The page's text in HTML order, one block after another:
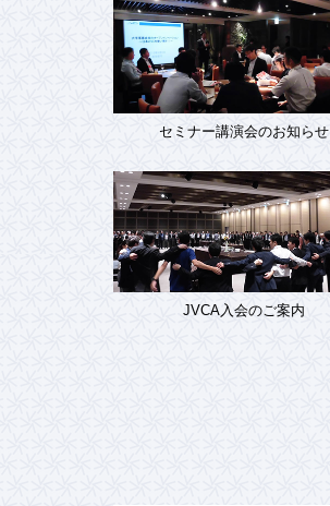
セミナー講演会のお知らせ
JVCA入会のご案内